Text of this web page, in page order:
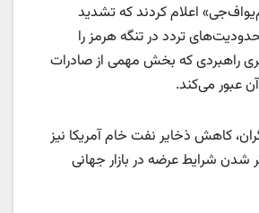
اعلام کردند که تشدید
تردد در تنگه هرمز را
راهبردی که بخش مهمی از صادرات
عبور می‌کند.
کاهش ذخایر نفت خام آمریکا نیز
شدن شرایط عرضه در بازار جهانی